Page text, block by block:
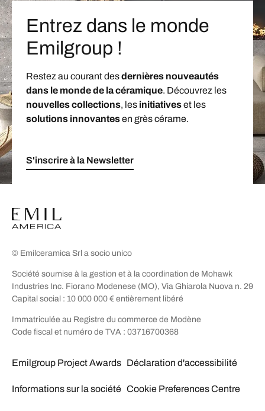
Entrez dans le monde
Emilgroup !
Restez au courant desdernières nouveautés
dans le monde de la céramique. Découvrez les
nouvelles collections, les initiativeset les
solutions innovantesen grès cérame.
S'inscrire à la Newsletter
© Emilceramica Srl a socio unico
Société soumise à la gestion et à la coordination de Mohawk
Industries Inc. Fiorano Modenese (MO), Via Ghiarola Nuova n. 29
Capital social : 10 000 000 € entièrement libéré
Immatriculée au Registre du commerce de Modène
Code fiscal et numéro de TVA : 03716700368
Emilgroup Project Awards
Informations sur la société
Déclaration d'accessibilité
Cookie Preferences Centre